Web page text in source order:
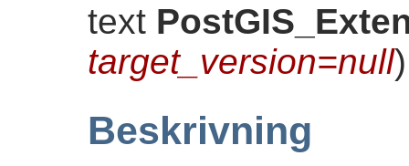
text
target_version=null)
Beskrivning